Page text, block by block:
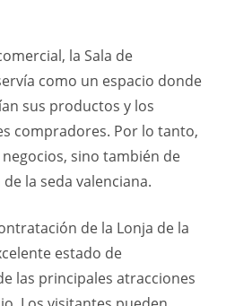
la Sala de
como un espacio donde
sus productos y los
compradores. Por lo tanto,
sino también de
la seda valenciana.
de la Lonja de la
estado de
las principales atracciones